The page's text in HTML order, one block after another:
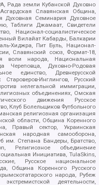
Рада земли Кубанской Духовно
Славянская Община,
Семинария Духовное
Таблиги Джамаат, Свидетели
Национал-социалистическое
Вилайат Кабарды, Балкарии
Хиджра, Пит Буль, Национал-
Славянский союз, Формат-18,
воли народа, Национальная
Череповца, Духовно-Родовая
единство, Древнерусской
Инглингов, Русский
нелегальной иммиграции,
объединениях, Омская
движения Русское
Клуб Болельщиков Футбольного
религиозная организация
области, Община Коренного
Правый сектор, Украинская
народная самооборона,
им. Степана Бандеры, Братство,
Религиозное объединение
Инициатива, TulaSkins,
Русское национальное
Община Коренного Русского
народа, Рубеж
деятельности,